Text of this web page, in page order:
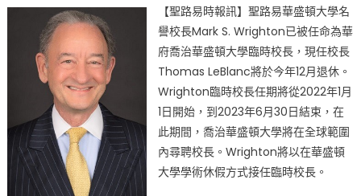
長
Mark
S.
Wrighton
將
接
任
華
府
【聖路易時報訊】聖路易華盛頓大學名
譽校長Mark S. Wrighton已被任命為華
府喬治華盛頓大學臨時校長，現任校長
Thomas LeBlanc將於今年12月退休。
Wrighton臨時校長任期將從2022年1月
1日開始，到2023年6月30日結束，在
此期間，喬治華盛頓大學將在全球範圍
內尋聘校長。Wrighton將以在華盛頓
大學學術休假方式接任臨時校長。